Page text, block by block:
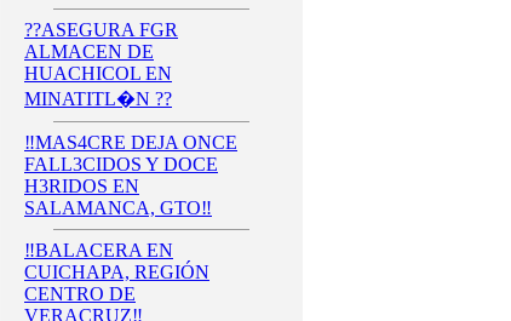
??ASEGURA FGR
ALMACEN DE
HUACHICOL EN
MINATITL�N ??
‼️MAS4CRE DEJA ONCE
FALL3CIDOS Y DOCE
H3RIDOS EN
SALAMANCA, GTO‼️
‼️BALACERA EN
CUICHAPA, REGIÓN
CENTRO DE
VERACRUZ‼️